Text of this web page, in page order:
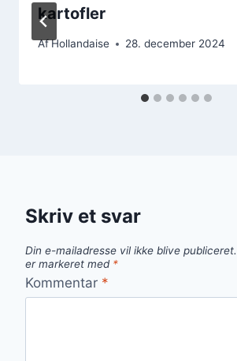
kartofler
AfHollandaise 28. december 2024
Skriv et svar
Din e-mailadresse vil ikke blive publiceret.
er markeret med *
Kommentar *